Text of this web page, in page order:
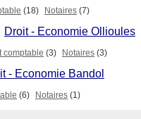
(18) Notaires (7)
Droit - Economie Ollioules
comptable (3) Notaires (3)
- Economie Bandol
(6) Notaires (1)